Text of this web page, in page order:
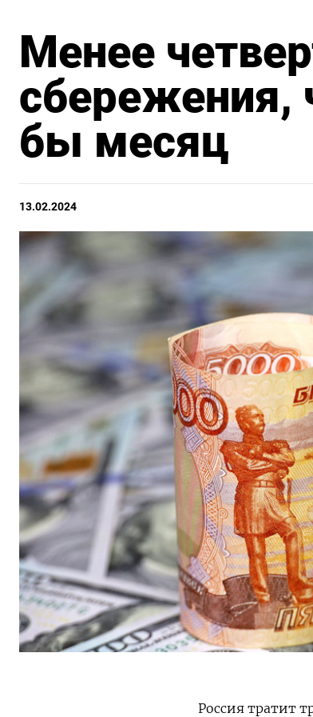
Менее
сбережения,
бы месяц
13.02.2024
Россия тратит